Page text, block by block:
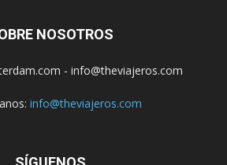
NOSOTROS
- info@theviajeros.com
info@theviajeros.com